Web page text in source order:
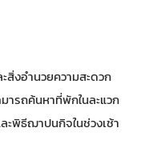
งอำนวยความสะดวก
ารถค้นหาที่พักในละแวก
ะพิธีฌาปนกิจในช่วงเช้า